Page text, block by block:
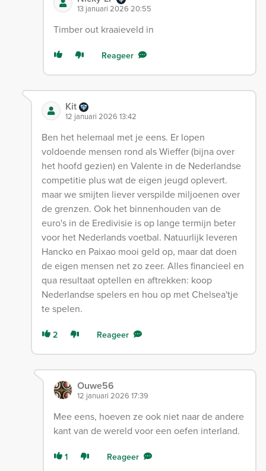
13 januari 2026 20:55
Timber out kraaieveld in
Reageer
Kit
12 januari 2026 13:42
Ben het helemaal met je eens. Er lopen
voldoende mensen rond als Wieffer (bijna over
het hoofd gezien) en Valente in de Nederlandse
competitie plus wat de eigen jeugd oplevert.
maar we smijten liever verspilde miljoenen over
de grenzen. Ook het binnenhouden van de
euro's in de Eredivisie is op lange termijn beter
voor het Nederlands voetbal. Natuurlijk leveren
Hancko en Paixao mooi geld op, maar dat doen
de eigen mensen net zo zeer. Alles financieel en
qua resultaat optellen en aftrekken: koop
Nederlandse spelers en hou op met Chelsea'tje
te spelen.
2 Reageer
Ouwe56
12 januari 2026 17:39
Mee eens, hoeven ze ook niet naar de andere
kant van de wereld voor een oefen interland.
1 Reageer